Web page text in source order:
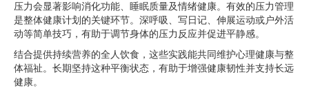
压力会显著影响消化功能、睡眠质量及情绪健康。有效的压力管理
是整体健康计划的关键环节。深呼吸、写日记、伸展运动或户外活
动等简单技巧，有助于调节身体的压力反应并促进平静感。
结合提供持续营养的全人饮食，这些实践能共同维护心理健康与整
体福祉。长期坚持这种平衡状态，有助于增强健康韧性并支持长远
健康。